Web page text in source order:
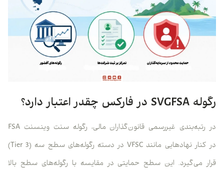
رگوله SVGFSA در فارکس چقدر اعتبار دارد؟
در رتبه‌بندی غیررسمی قانون‌گذاران مالی، رگوله سنت وینسنت FSA
در کنار نهادهایی مانند VFSC در دسته رگوله‌های سطح سه (Tier 3)
قرار می‌گیرد. این سطح حمایتی در مقایسه با رگوله‌های سطح بالا